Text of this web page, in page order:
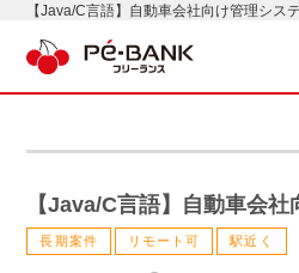
【Java/C言語】自動車会社向け管理シス
【Java/C言語】自動車会
長期案件 リモート可 駅近く